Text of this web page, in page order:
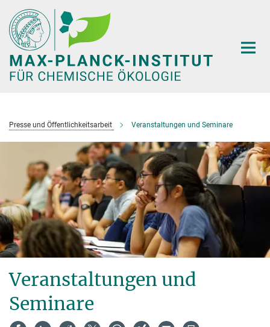
Hauptinhalt
Presse und Öffentlichkeitsarbeit Veranstaltungen und Seminare
Veranstaltungen und
Seminare